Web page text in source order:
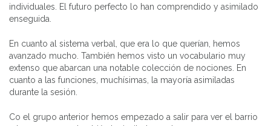
individuales. El futuro perfecto lo han comprendido y asimilado
enseguida.
En cuanto al sistema verbal, que era lo que querían, hemos
avanzado mucho. También hemos visto un vocabulario muy
extenso que abarcan una notable colección de nociones. En
cuanto a las funciones, muchísimas, la mayoría asimiladas
durante la sesión.
Co el grupo anterior hemos empezado a salir para ver el barrio